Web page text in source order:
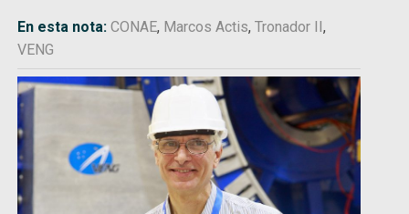
En esta nota:CONAE, Marcos Actis,Tronador II,
VENG